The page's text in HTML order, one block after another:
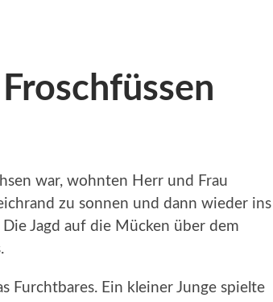
war, wohnten Herr und Frau
zu sonnen und dann wieder ins
Jagd auf die Mücken über dem
Furchtbares. Ein kleiner Junge spielte